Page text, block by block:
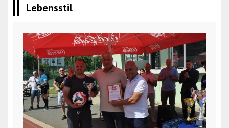
Lebensstil